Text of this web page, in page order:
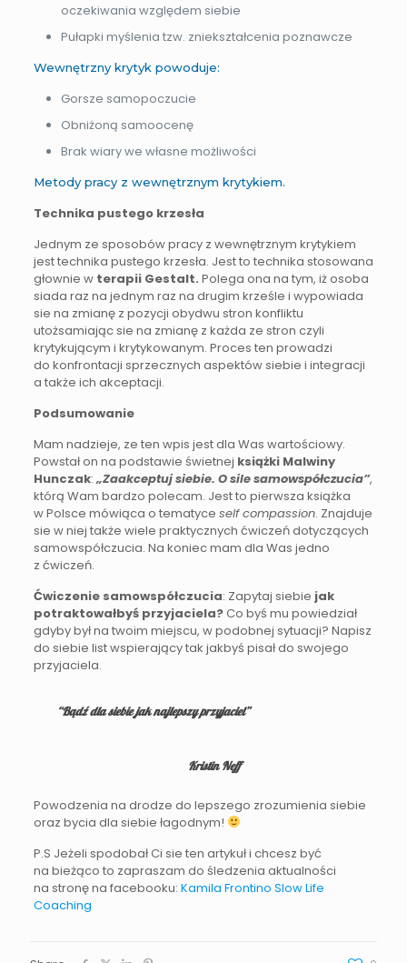
oczekiwania względem siebie
Pułapki myślenia tzw. zniekształcenia poznawcze
Wewnętrzny krytyk powoduje:
Gorsze samopoczucie
Obniżoną samoocenę
Brak wiary we własne możliwości
Metody pracy z wewnętrznym krytykiem.
Technika pustego krzesła
Jednym ze sposobów pracy z wewnętrznym krytykiem
jest technika pustego krzesła. Jest to technika stosowana
głownie w terapii Gestalt. Polega ona na tym, iż osoba
siada raz na jednym raz na drugim krześle i wypowiada
sie na zmianę z pozycji obydwu stron konfliktu
utożsamiając sie na zmianę z każda ze stron czyli
krytykującym i krytykowanym. Proces ten prowadzi
do konfrontacji sprzecznych aspektów siebie i integracji
a także ich akceptacji.
Podsumowanie
Mam nadzieje, ze ten wpis jest dla Was wartościowy.
Powstał on na podstawie świetnej książki Malwiny
Hunczak: „Zaakceptuj siebie. O sile samowspółczucia”,
którą Wam bardzo polecam. Jest to pierwsza książka
w Polsce mówiąca o tematyce self compassion. Znajduje
sie w niej także wiele praktycznych ćwiczeń dotyczących
samowspółczucia. Na koniec mam dla Was jedno
z ćwiczeń.
Ćwiczenie samowspółczucia: Zapytaj siebie jak
potraktowałbyś przyjaciela?Co byś mu powiedział
gdyby był na twoim miejscu, w podobnej sytuacji? Napisz
do siebie list wspierający tak jakbyś pisał do swojego
przyjaciela.
“Bądź dla siebie jak najlepszy przyjaciel”
Kristin Neff
Powodzenia na drodze do lepszego zrozumienia siebie
oraz bycia dla siebie łagodnym!
P.S Jeżeli spodobał Ci sie ten artykuł i chcesz być
na bieżąco to zapraszam do śledzenia aktualności
na stronę na facebooku: Kamila Frontino Slow Life
Coaching